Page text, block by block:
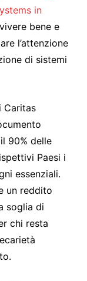
in
bene e
l’attenzione
di sistemi
Caritas
90% delle
Paesi i
essenziali.
un reddito
soglia di
chi resta